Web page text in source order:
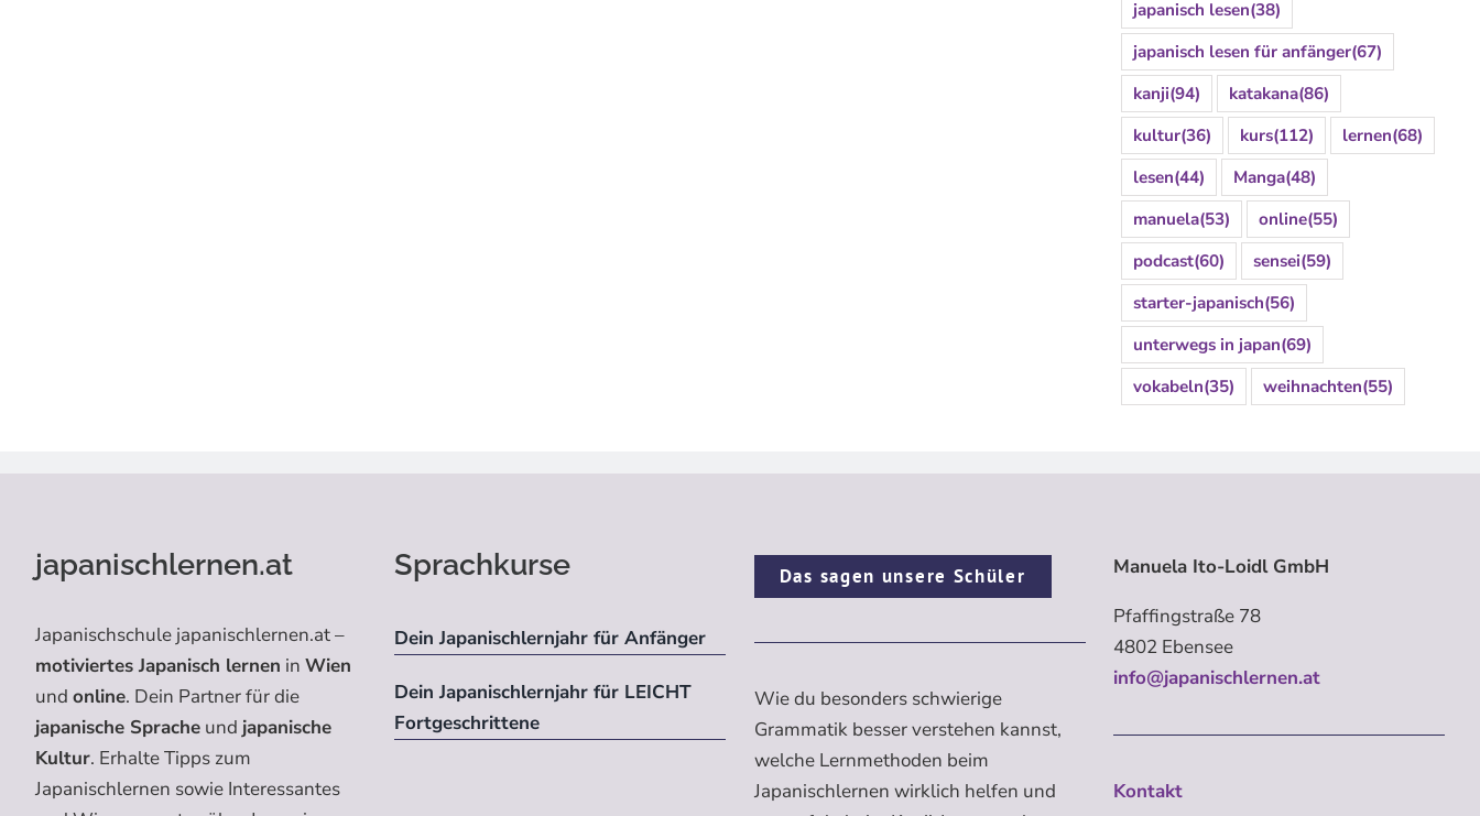
japanisch lesen(38)
japanisch lesen für anfänger(67)
kanji(94) katakana(86)
kultur(36) kurs(112) lernen(68)
lesen(44) Manga(48)
manuela(53) online(55)
podcast(60) sensei(59)
starter-japanisch(56)
unterwegs in japan(69)
vokabeln(35) weihnachten(55)
japanischlernen.at
Japanischschule japanischlernen.at –
motiviertes Japanisch lernen in Wien
und online. Dein Partner für die
japanische Spracheund japanische
Kultur. Erhalte Tipps zum
Japanischlernen sowie Interessantes
Sprachkurse
Dein Japanischlernjahr für Anfänger
Dein Japanischlernjahr für LEICHT
Fortgeschrittene
Das sagen unsere Schüler
Wie du besonders schwierige
Grammatik besser verstehen kannst,
welche Lernmethoden beim
Japanischlernen wirklich helfen und
Manuela Ito-Loidl GmbH
Pfaffingstraße 78
4802 Ebensee
info@japanischlernen.at
Kontakt